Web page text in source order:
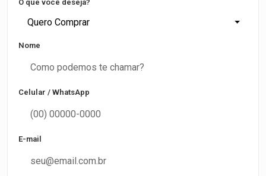
O que você deseja?
Quero Comprar
Nome
Celular / WhatsApp
E-mail